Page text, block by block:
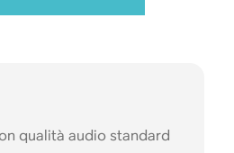
qualità audio standard